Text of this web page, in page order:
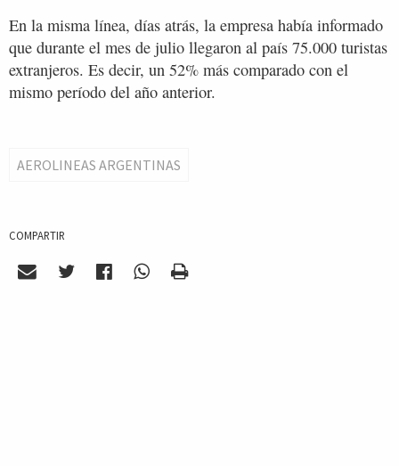
En la misma línea, días atrás, la empresa había informado
que durante el mes de julio llegaron al país 75.000 turistas
extranjeros. Es decir, un 52% más comparado con el
mismo período del año anterior.
AEROLINEAS ARGENTINAS
COMPARTIR